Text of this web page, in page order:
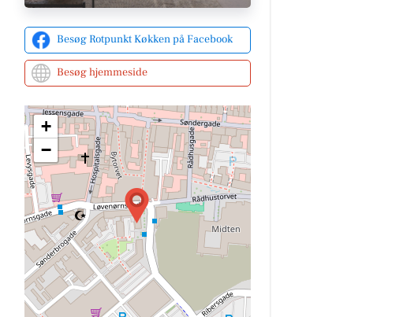
Besøg Rotpunkt Køkken på Facebook
Besøg hjemmeside
+
−